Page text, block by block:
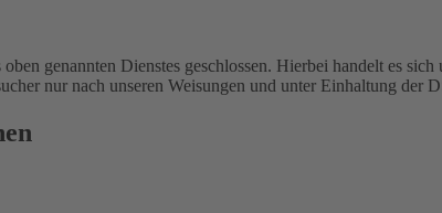
genannten Dienstes geschlossen. Hierbei handelt es
nur nach unseren Weisungen und unter Einhaltung der